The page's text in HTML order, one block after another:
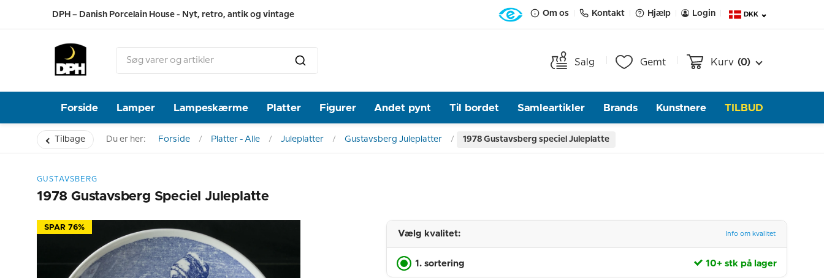
DPH – Danish Porcelain House - Nyt, retro, antik og vintage Om os Kontakt Hjælp Login DKK
Salg Gemt Kurv (0)
Forside Lamper Lampeskærme Platter Figurer Andet pynt Til bordet Samleartikler Brands Kunstnere TILBUD
Tilbage Du er her: Forside Platter - Alle Juleplatter Gustavsberg Juleplatter 1978 Gustavsberg speciel Juleplatte
GUSTAVSBERG
1978 Gustavsberg Speciel Juleplatte
SPAR 76%
Vælg kvalitet: Info om kvalitet
1. sortering 10+ stk på lager